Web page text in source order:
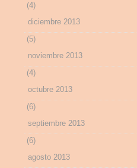
(4)
diciembre 2013
(5)
noviembre 2013
(4)
octubre 2013
(6)
septiembre 2013
(6)
agosto 2013